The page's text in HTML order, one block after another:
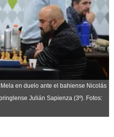
viral
en duelo ante el bahiense Nicolás
Julián Sapienza (3º). Fotos: